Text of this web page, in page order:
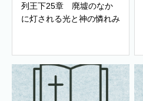
列王下25章 廃墟のなか
に灯される光と神の憐れみ